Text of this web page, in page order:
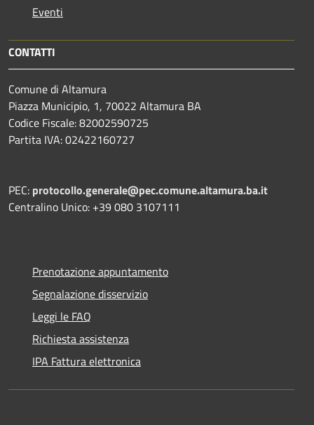
Eventi
CONTATTI
Comune di Altamura
Piazza Municipio, 1, 70022 Altamura BA
Codice Fiscale: 82002590725
Partita IVA: 02422160727
PEC: protocollo.generale@pec.comune.altamura.ba.it
Centralino Unico: +39 080 3107111
Prenotazione appuntamento
Segnalazione disservizio
Leggi le FAQ
Richiesta assistenza
IPA Fattura elettronica